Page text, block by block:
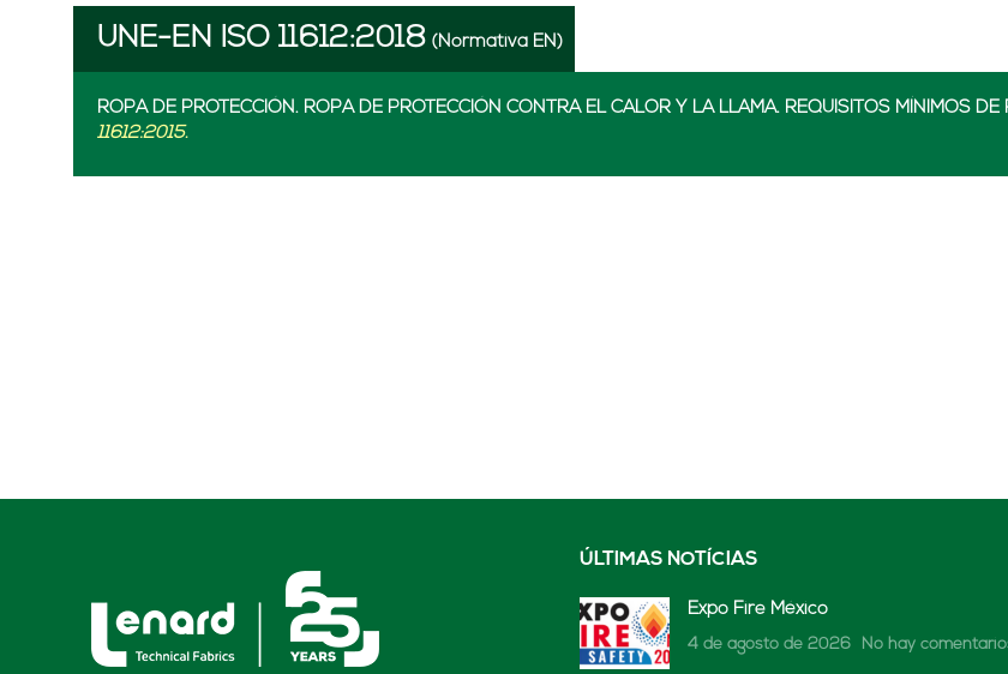
UNE-EN ISO 11612:2018 (Normativa EN)
ROPA DE PROTECCIÓN. ROPA DE PROTECCIÓN CONTRA EL CALOR Y LA LLAMA. REQUISITOS MÍNIMOS DE
11612:2015.
ÚLTIMAS NOTÍCIAS
Expo Fire México
4 de agosto de 2026 No hay